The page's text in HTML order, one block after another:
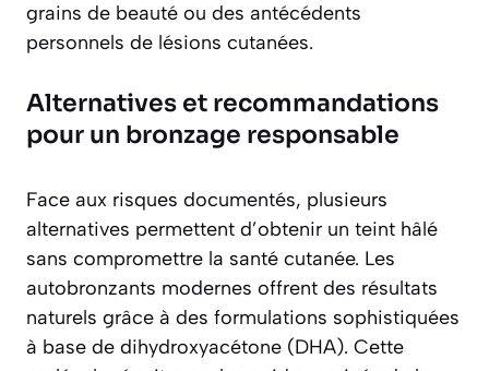
grains de beauté ou des antécédents
personnels de lésions cutanées.
Alternatives et recommandations
pour un bronzage responsable
Face aux risques documentés, plusieurs
alternatives permettent d’obtenir un teint hâlé
sans compromettre la santé cutanée. Les
autobronzants modernes offrent des résultats
naturels grâce à des formulations sophistiquées
à base de dihydroxyacétone (DHA). Cette